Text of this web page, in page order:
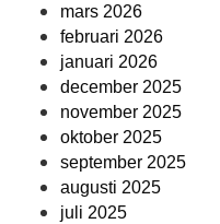
mars 2026
februari 2026
januari 2026
december 2025
november 2025
oktober 2025
september 2025
augusti 2025
juli 2025